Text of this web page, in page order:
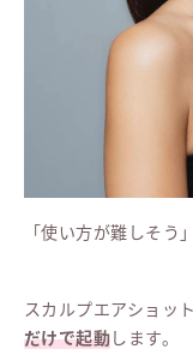
「使い方が難しそう
スカルプエアショッ
だけで起動します。